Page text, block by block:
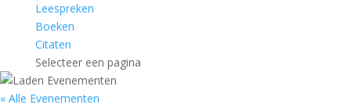
Leespreken
Boeken
Citaten
Selecteer een pagina
« Alle Evenementen